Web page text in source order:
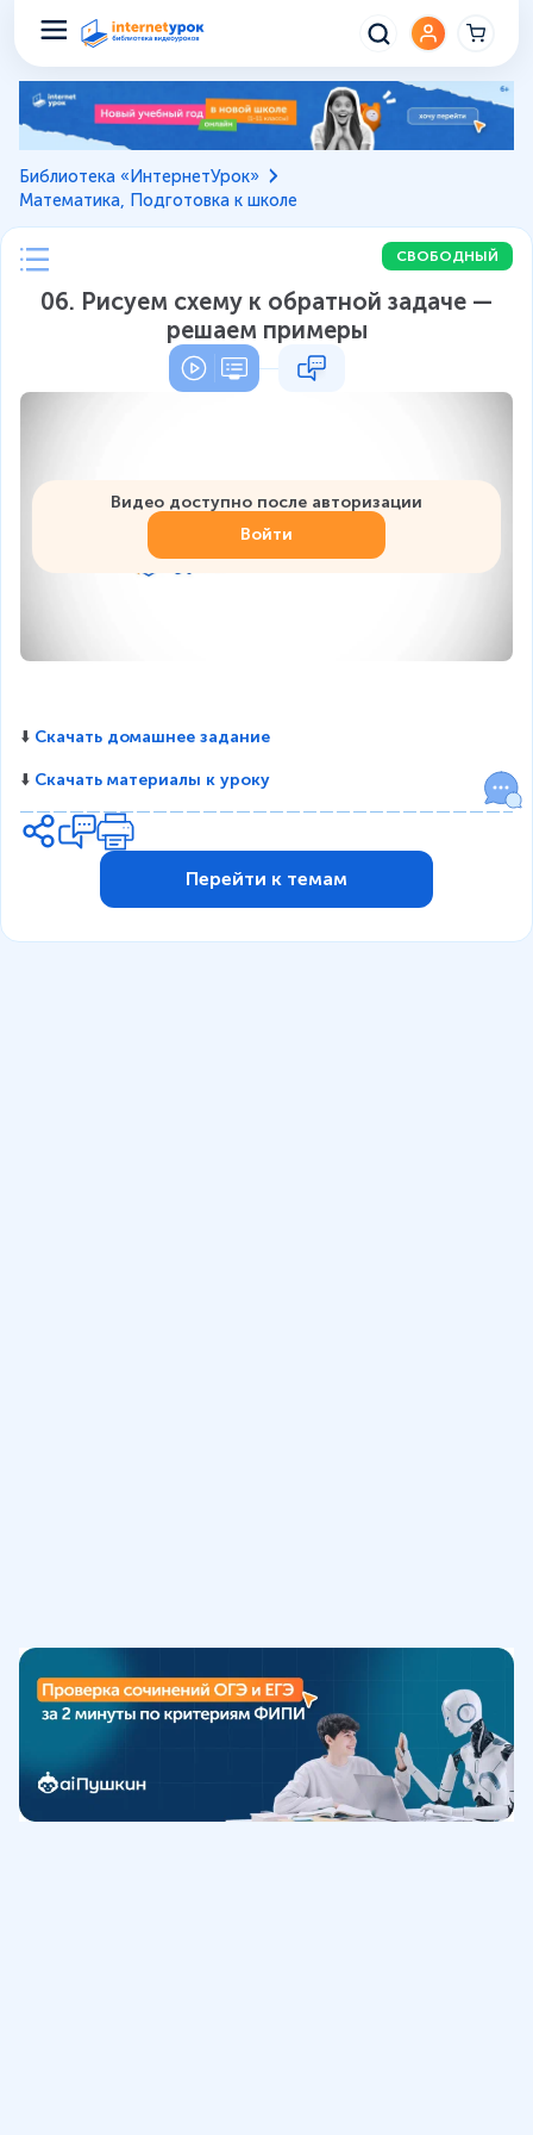
Библиотека «ИнтернетУрок»
Математика, Подготовка к школе
СВОБОДНЫЙ
06. Рисуем схему к обратной задаче —
решаем примеры
Видео доступно после авторизации
Войти
⬇️ Скачать домашнее задание
⬇️ Скачать материалы к уроку
Перейти к темам